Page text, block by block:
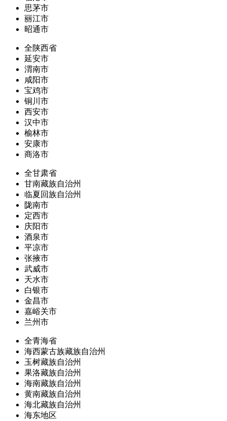
思茅市
丽江市
昭通市
全陕西省
延安市
渭南市
咸阳市
宝鸡市
铜川市
西安市
汉中市
榆林市
安康市
商洛市
全甘肃省
甘南藏族自治州
临夏回族自治州
陇南市
定西市
庆阳市
酒泉市
平凉市
张掖市
武威市
天水市
白银市
金昌市
嘉峪关市
兰州市
全青海省
海西蒙古族藏族自治州
玉树藏族自治州
果洛藏族自治州
海南藏族自治州
黄南藏族自治州
海北藏族自治州
海东地区